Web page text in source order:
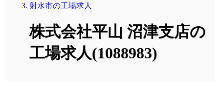
射水市の工場求人
株式会社平山 沼津支店の
工場求人(1088983)